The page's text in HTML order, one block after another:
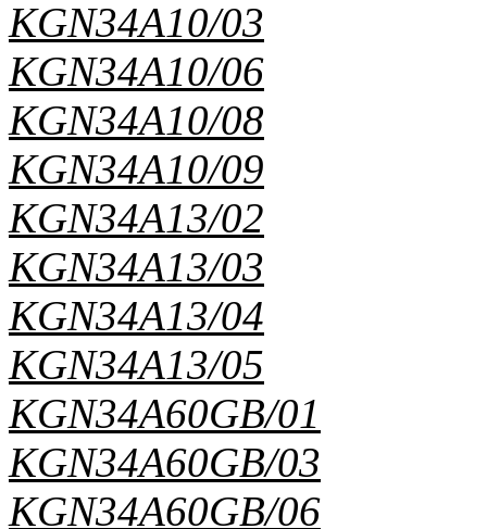
KGN34A10/03
KGN34A10/06
KGN34A10/08
KGN34A10/09
KGN34A13/02
KGN34A13/03
KGN34A13/04
KGN34A13/05
KGN34A60GB/01
KGN34A60GB/03
KGN34A60GB/06